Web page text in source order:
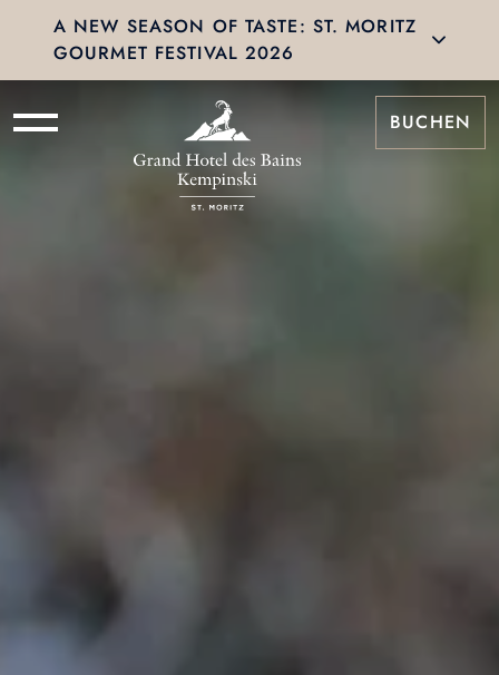
A NEW SEASON OF TASTE: ST. MORITZ
GOURMET FESTIVAL 2026
BUCHEN